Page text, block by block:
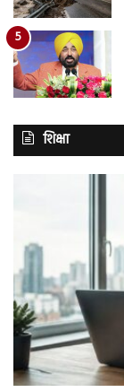
शिक्षा